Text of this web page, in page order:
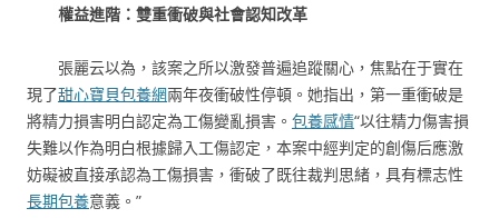
權益進階：雙重衝破與社會認知改革
張麗云以為，該案之所以激發普遍追蹤關心，焦點在于實在
現了甜心寶貝包養網兩年夜衝破性停頓。她指出，第一重衝破是
將精力損害明白認定為工傷變亂損害。 包養感情“以往精力傷害損
失難以作為明白根據歸入工傷認定，本案中經判定的創傷后應激
妨礙被直接承認為工傷損害，衝破了既往裁判思緒，具有標志性
長期包養意義。”